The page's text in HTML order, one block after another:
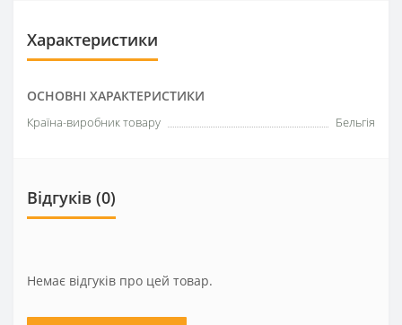
Характеристики
ОСНОВНІ ХАРАКТЕРИСТИКИ
Країна-виробник товару Бельгія
Відгуків (0)
Немає відгуків про цей товар.